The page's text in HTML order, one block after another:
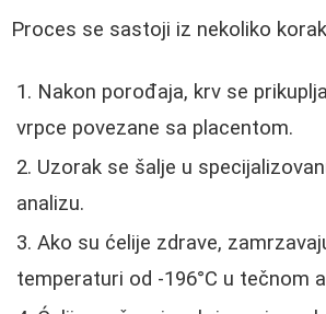
Proces se sastoji iz nekoliko
Nakon porođaja, krv se
vrpce povezane sa placentom.
Uzorak se šalje u
analizu.
Ako su ćelije zdrave,
temperaturi od -196°C u tečnom